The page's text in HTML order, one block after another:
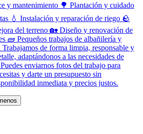
y mantenimiento 🌳 Plantación y cuidado
💧 Instalación y reparación de riego 🪨
del terreno 🏡 Diseño y renovación de
🧱 Pequeños trabajos de albañilería y
de forma limpia, responsable y
adaptándonos a las necesidades de
enviarnos fotos del trabajo para
y darte un presupuesto sin
inmediata y precios justos.